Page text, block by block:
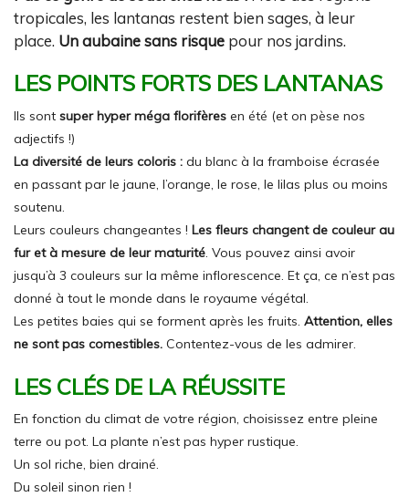
tropicales, les lantanas restent bien sages, à leur
place. Un aubaine sans risque pour nos jardins.
LES POINTS FORTS DES LANTANAS
Ils sont super hyper méga florifères en été (et on pèse nos
adjectifs !)
La diversité de leurs coloris : du blanc à la framboise écrasée
en passant par le jaune, l’orange, le rose, le lilas plus ou moins
soutenu.
Leurs couleurs changeantes ! Les fleurs changent de couleur au
fur et à mesure de leur maturité. Vous pouvez ainsi avoir
jusqu’à 3 couleurs sur la même inflorescence. Et ça, ce n’est pas
donné à tout le monde dans le royaume végétal.
Les petites baies qui se forment après les fruits. Attention, elles
ne sont pas comestibles. Contentez-vous de les admirer.
LES CLÉS DE LA RÉUSSITE
En fonction du climat de votre région, choisissez entre pleine
terre ou pot. La plante n’est pas hyper rustique.
Un sol riche, bien drainé.
Du soleil sinon rien !